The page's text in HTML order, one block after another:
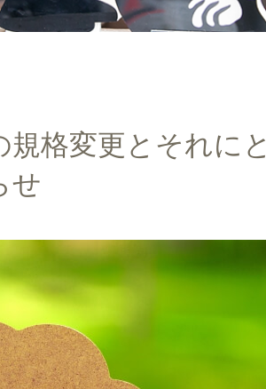
格変更とそれにと
せ